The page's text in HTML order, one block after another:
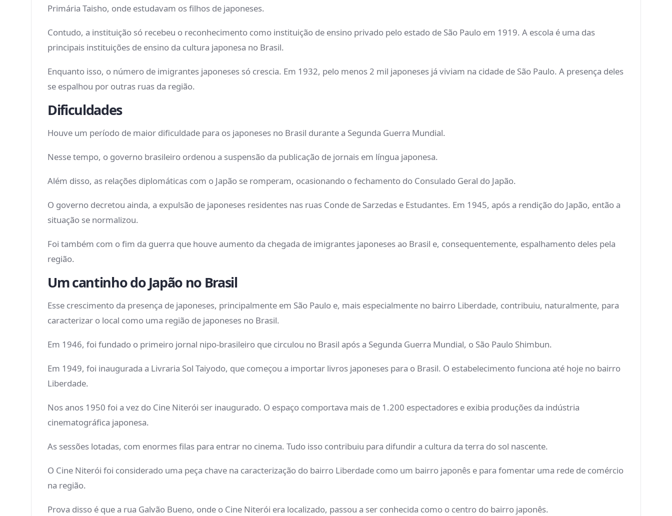
Primária Taisho, onde estudavam os filhos de japoneses.
Contudo, a instituição só recebeu o reconhecimento como instituição de ensino privado pelo estado de São Paulo em 1919. A escola é uma das
principais instituições de ensino da cultura japonesa no Brasil.
Enquanto isso, o número de imigrantes japoneses só crescia. Em 1932, pelo menos 2 mil japoneses já viviam na cidade de São Paulo. A presença deles
se espalhou por outras ruas da região.
Dificuldades
Houve um período de maior dificuldade para os japoneses no Brasil durante a Segunda Guerra Mundial.
Nesse tempo, o governo brasileiro ordenou a suspensão da publicação de jornais em língua japonesa.
Além disso, as relações diplomáticas com o Japão se romperam, ocasionando o fechamento do Consulado Geral do Japão.
O governo decretou ainda, a expulsão de japoneses residentes nas ruas Conde de Sarzedas e Estudantes. Em 1945, após a rendição do Japão, então a
situação se normalizou.
Foi também com o fim da guerra que houve aumento da chegada de imigrantes japoneses ao Brasil e, consequentemente, espalhamento deles pela
região.
Um cantinho do Japão no Brasil
Esse crescimento da presença de japoneses, principalmente em São Paulo e, mais especialmente no bairro Liberdade, contribuiu, naturalmente, para
caracterizar o local como uma região de japoneses no Brasil.
Em 1946, foi fundado o primeiro jornal nipo-brasileiro que circulou no Brasil após a Segunda Guerra Mundial, o São Paulo Shimbun.
Em 1949, foi inaugurada a Livraria Sol Taiyodo, que começou a importar livros japoneses para o Brasil. O estabelecimento funciona até hoje no bairro
Liberdade.
Nos anos 1950 foi a vez do Cine Niterói ser inaugurado. O espaço comportava mais de 1.200 espectadores e exibia produções da indústria
cinematográfica japonesa.
As sessões lotadas, com enormes filas para entrar no cinema. Tudo isso contribuiu para difundir a cultura da terra do sol nascente.
O Cine Niterói foi considerado uma peça chave na caracterização do bairro Liberdade como um bairro japonês e para fomentar uma rede de comércio
na região.
Prova disso é que a rua Galvão Bueno, onde o Cine Niterói era localizado, passou a ser conhecida como o centro do bairro japonês.